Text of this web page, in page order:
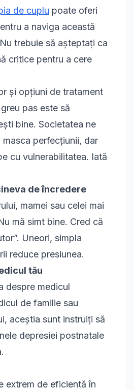
de cuplu poate oferi
a naviga această
trebuie să așteptați ca
critice pentru a cere
și opțiuni de tratament
pas este să
bine. Societatea ne
perfecțiunii, dar
cu vulnerabilitatea. Iată
de încredere
mamei sau celei mai
mă simt bine. Cred că
Uneori, simpla
reduce presiunea.
tău
despre medicul
de familie sau
aceștia sunt instruiți să
depresiei postnatale
extrem de eficientă în